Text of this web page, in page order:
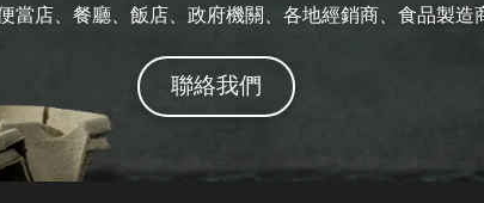
當店、餐廳、飯店、政府機關、各地經銷商、食品製造
聯絡我們